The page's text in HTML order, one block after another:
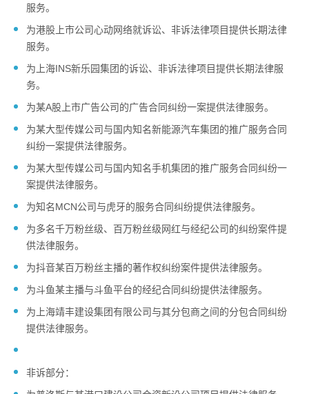
服务。
为港股上市公司心动网络就诉讼、非诉法律项目提供长期法律
服务。
为上海INS新乐园集团的诉讼、非诉法律项目提供长期法律服
务。
为某A股上市广告公司的广告合同纠纷一案提供法律服务。
为某大型传媒公司与国内知名新能源汽车集团的推广服务合同
纠纷一案提供法律服务。
为某大型传媒公司与国内知名手机集团的推广服务合同纠纷一
案提供法律服务。
为知名MCN公司与虎牙的服务合同纠纷提供法律服务。
为多名千万粉丝级、百万粉丝级网红与经纪公司的纠纷案件提
供法律服务。
为抖音某百万粉丝主播的著作权纠纷案件提供法律服务。
为斗鱼某主播与斗鱼平台的经纪合同纠纷提供法律服务。
为上海靖丰建设集团有限公司与其分包商之间的分包合同纠纷
提供法律服务。
非诉部分：